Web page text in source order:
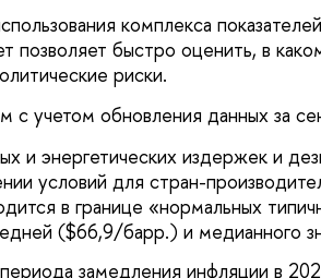
комплекса
позволяет быстро оценить, в
риски.
учетом обновления данных за
и энергетических издержек и
условий для стран-
в границе «нормальных
($66,9/барр.) и медианного
замедления инфляции в